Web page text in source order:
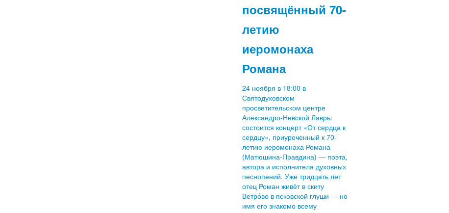
посвящённый 70-
летию
иеромонаха
Романа
24 ноября в 18:00 в
Святодуховском
просветительском центре
Александро-Невской Лавры
состоится концерт «От сердца к
сердцу», приуроченный к 70-
летию иеромонаха Романа
(Матюшина-Правдина) — поэта,
автора и исполнителя духовных
песнопений. Уже тридцать лет
отец Роман живёт в скиту
Ветро́во в псковской глуши — но
имя его знакомо всему